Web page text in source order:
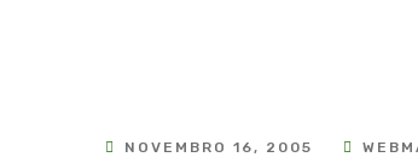
NOVEMBRO 16, 2005